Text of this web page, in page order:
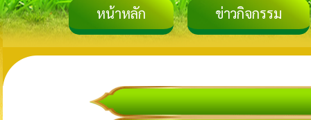
หน้าหลัก ข่าวกิจกรรม